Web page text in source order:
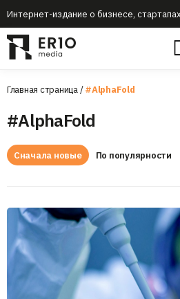
Интернет-издание о бизнесе,
Главная страница/#AlphaFold
#AlphaFold
Сначала новые По популярности